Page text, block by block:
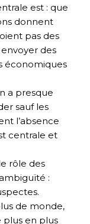
est : que
donnent
pas des
des
économiques
a presque
sauf les
l’absence
centrale et
rôle des
:
de monde,
en plus